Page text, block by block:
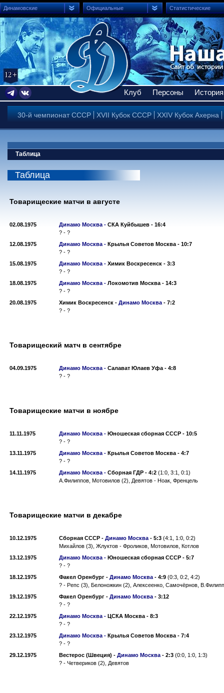
Динамовские Официальные Статистические
Клуб Персоны История
30-й чемпионат СССР XVII Кубок СССР XXIV Кубок Ахерна
Таблица
Таблица
Товарищеские матчи в августе
02.08.1975 Динамо Москва - СКА Куйбышев - 16:4
? - ?
12.08.1975
Динамо Москва - Крылья Советов Москва - 10:7
? - ?
15.08.1975
Динамо Москва - Химик Воскресенск - 3:3
? - ?
18.08.1975
Динамо Москва - Локомотив Москва - 14:3
? - ?
20.08.1975
Химик Воскресенск - Динамо Москва - 7:2
? - ?
Товарищеский матч в сентябре
04.09.1975 Динамо Москва - Салават Юлаев Уфа - 4:8
? - ?
Товарищеские матчи в ноябре
11.11.1975 Динамо Москва - Юношеская сборная СССР - 10:5
? - ?
13.11.1975
Динамо Москва - Крылья Советов Москва - 4:7
? - ?
14.11.1975
Динамо Москва - Сборная ГДР - 4:2 (1:0, 3:1, 0:1)
А.Филиппов, Мотовилов (2), Девятов - Ноак, Френцель
Товарищеские матчи в декабре
10.12.1975 Сборная СССР - Динамо Москва - 5:3 (4:1, 1:0, 0:2)
Михайлов (3), Жлуктов - Фроликов, Мотовилов, Котлов
13.12.1975
Динамо Москва - Юношеская сборная СССР - 5:7
? - ?
18.12.1975
Факел Оренбург - Динамо Москва - 4:9 (0:3, 0:2, 4:2)
? - Репс (3), Белоножкин (2), Алексеенко, Самочёрнов,
19.12.1975
Факел Оренбург - Динамо Москва - 3:12
? - ?
22.12.1975
Динамо Москва - ЦСКА Москва - 8:3
? - ?
23.12.1975
Динамо Москва - Крылья Советов Москва - 7:4
? - ?
29.12.1975
Вестерос (Швеция) - Динамо Москва - 2:3 (0:0, 1:0, 1:3)
? - Четвериков (2), Девятов